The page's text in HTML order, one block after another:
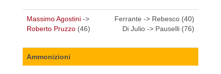
Massimo Agostini ->
Roberto Pruzzo (46)
Ferrante -> Rebesco (40)
Di Julio -> Pauselli (76)
Ammonizioni